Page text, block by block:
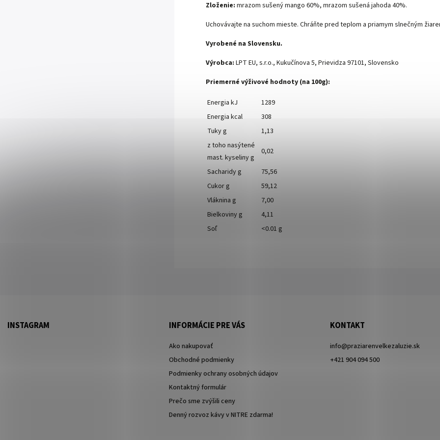
Zloženie: mrazom sušený mango 60%, mrazom sušená jahoda 40%.
Uchovávajte na suchom mieste. Chráňte pred teplom a priamym slnečným
Vyrobené na Slovensku.
Výrobca: LPT EU, s.r.o., Kukučínova 5, Prievidza 97101, Slovensko
Priemerné výživové hodnoty (na 100g):
Energia kJ
1289
Energia kcal
308
Tuky g
1,13
z toho nasýtené
mast. kyseliny g
0,02
Sacharidy g
75,56
Cukor g
59,12
Vláknina g
7,00
Bielkoviny g
4,11
Soľ
<0.01 g
INSTAGRAM INFORMÁCIE PRE VÁS
Ako nakupovať
Obchodné podmienky
Podmienky ochrany osobných údajov
Kontaktný formulár
Prečo sme zvýšili ceny
Denný rozvoz kávy v NITRE zdarma!
KONTAKT
info@praziarenvelkezaluzie.sk
+421 904 094 500